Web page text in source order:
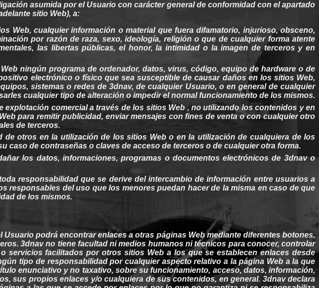
asumida por el Usuario con carácter generalde conformidadcon el apartado
sitio Web), a:
Web,cualquierinformación o material que fueradifamatorio, injurioso, obsceno,
por razón de raza, sexo,ideología, religión o que decualquierforma atente
, las libertas públicas, el honor, laintimidad o laimagen deterceros y en
Web ningún programa de ordenador, datos, virus, código, equipo de hardware o de
electrónico o físico quesea susceptible de causar daños en los sitios Web,
sistemas o redes de3dnav, decualquierUsuario, o en generaldecualquier
cualquiertipo de alteración o impedir el normalfuncionamientode los mismos.
explotación comercial a través de los sitios Web , no utilizando loscontenidos y en
Webpara remitirpublicidad, enviarmensajes con fines de venta o concualquier otro
de terceros.
deotros en la utilización de los sitios Webo en la utilización de cualquierade los
caso de contraseñaso claves de acceso de terceroso de cualquier otraforma.
los datos, informaciones, programas o documentos electrónicos de 3dnavo
responsabilidad que se derive del intercambio de información entre usuarios a
responsables del uso que los menorespuedan hacerde lamisma en caso de que
de los mismos.
Usuario podráencontrar enlaces aotras páginas Webmediante diferentesbotones,
. 3dnav no tiene facultadni medios humanos ni técnicos para conocer, controlar
o servicios facilitados porotros sitios Weba los que se establecen enlaces desde
tipo de responsabilidadpor cualquieraspecto relativo a lapágina Web a la que
enunciativo y no taxativo, sobresu funcionamiento, acceso, datos, información,
sus propios enlaces y/ocualquiera desus contenidos, engeneral. 3dnavdeclara